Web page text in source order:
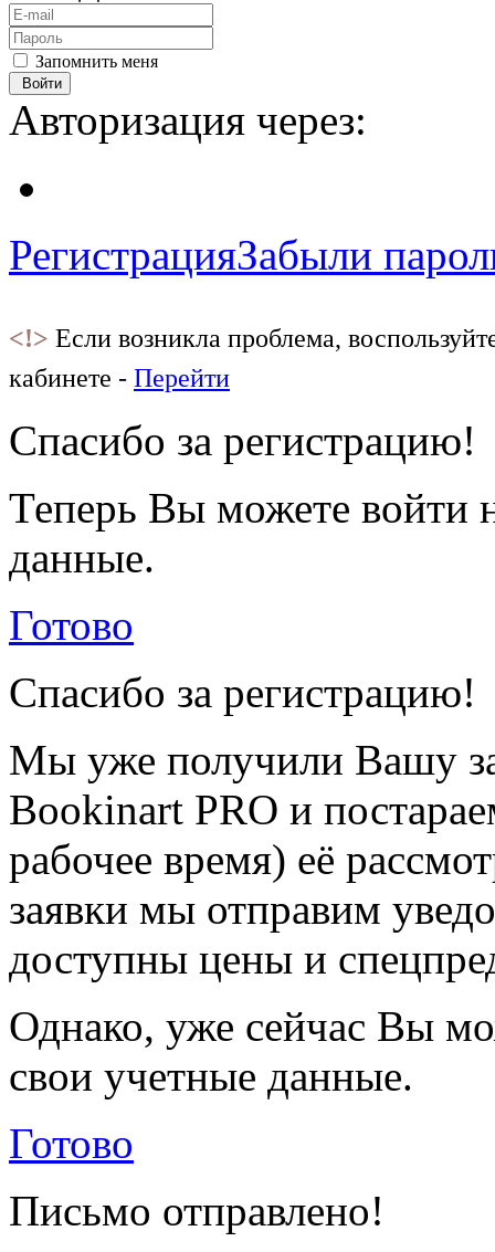
Запомнить меня
Войти
Авторизация через:
РегистрацияЗабыли
<!> Если возникла проблема,
кабинете - Перейти
Спасибо за регистрацию!
Теперь Вы можете войти
данные.
Готово
Спасибо за регистрацию!
Мы уже получили Вашу
Bookinart PRO и
рабочее время) её
заявки мы отправим
доступны цены и
Однако, уже сейчас Вы
свои учетные данные.
Готово
Письмо отправлено!